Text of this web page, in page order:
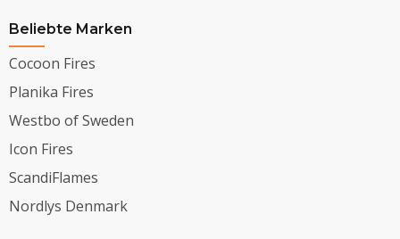
Beliebte Marken
Cocoon Fires
Planika Fires
Westbo of Sweden
Icon Fires
ScandiFlames
Nordlys Denmark